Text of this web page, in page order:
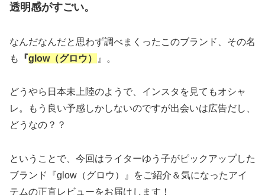
透明感がすごい。
なんだなんだと思わず調べまくったこのブランド、その名
も
『glow（グロウ） 』。
どうやら日本未上陸のようで、インスタを見てもオシャ
レ。もう良い予感しかしないのですが出会いは広告だし、
どうなの？？
ということで、今回はライターゆう子がピックアップした
ブランド『glow（グロウ）』をご紹介＆気になったアイ
テムの正直レビューをお届けします！